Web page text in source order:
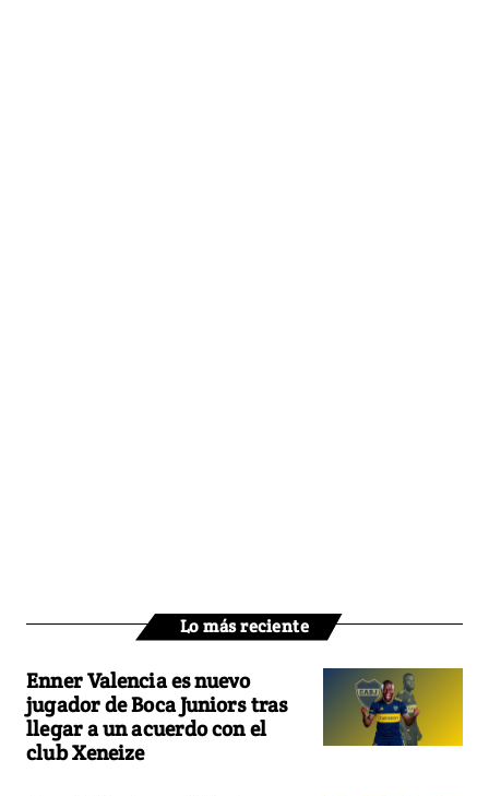
Lo más reciente
Enner Valencia es nuevo
jugador de Boca Juniors tras
llegar a un acuerdo con el
club Xeneize